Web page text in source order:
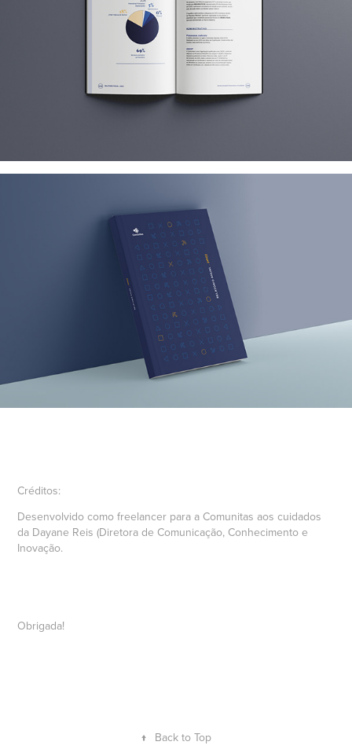
Créditos:
Desenvolvido como freelancer para a Comunitas aos cuidados
da Dayane Reis (Diretora de Comunicação, Conhecimento e
Inovação.
Obrigada!
↑ Back to Top